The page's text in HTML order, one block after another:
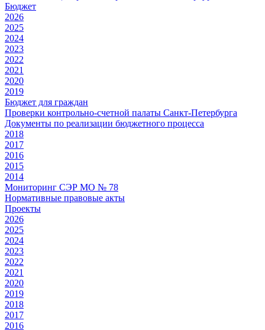
Бюджет
2026
2025
2024
2023
2022
2021
2020
2019
Бюджет для граждан
Проверки контрольно-счетной палаты Санкт-Петербурга
Документы по реализации бюджетного процесса
2018
2017
2016
2015
2014
Мониторинг СЭР МО № 78
Нормативные правовые акты
Проекты
2026
2025
2024
2023
2022
2021
2020
2019
2018
2017
2016